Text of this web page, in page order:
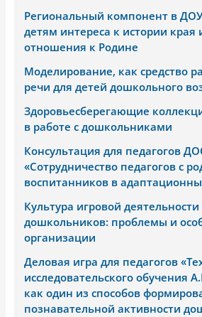
Региональный компонент в
детям интереса к истории края
отношения к Родине
Моделирование, как средство
речи для детей дошкольного
Здоровьесберегающие
в работе с дошкольниками
Консультация для педагогов
«Сотрудничество педагогов с
воспитанников в
Культура игровой
дошкольников: проблемы и
организации
Деловая игра для педагогов
исследовательского обучения
как один из способов
познавательной активности